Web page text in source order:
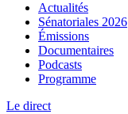
Actualités
Sénatoriales 2026
Émissions
Documentaires
Podcasts
Programme
Le direct